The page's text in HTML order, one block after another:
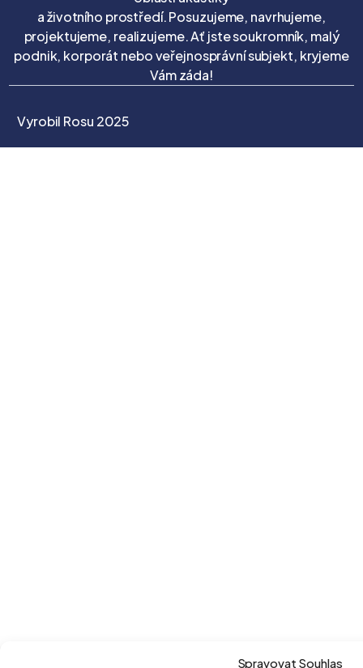
Spravovat Souhlas
a životního prostředí. Posuzujeme, navrhujeme,
projektujeme, realizujeme. Ať jste soukromník, malý
podnik, korporát nebo veřejnosprávní subjekt, kryjeme
Vám záda!
Vyrobil Rosu 2025